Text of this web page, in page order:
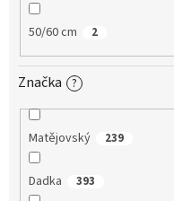
50/60 cm 2
Značka ?
Matějovský 239
Dadka 393